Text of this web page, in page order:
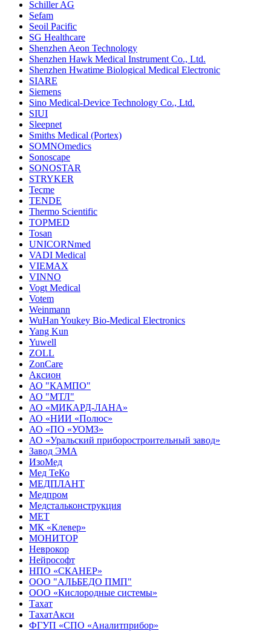
Schiller AG
Sefam
Seoil Pacific
SG Healthcare
Shenzhen Aeon Technology
Shenzhen Hawk Medical Instrument Co., Ltd.
Shenzhen Hwatime Biological Medical Electronic
SIARE
Siemens
Sino Medical-Device Technology Co., Ltd.
SIUI
Sleepnet
Smiths Medical (Portex)
SOMNOmedics
Sonoscape
SONOSTAR
STRYKER
Tecme
TENDE
Thermo Scientific
TOPMED
Tosan
UNICORNmed
VADI Medical
VIEMAX
VINNO
Vogt Medical
Votem
Weinmann
WuHan Youkey Bio-Medical Electronics
Yang Kun
Yuwell
ZOLL
ZonCare
Аксион
АО "КАМПО"
АО "МТЛ"
АО «МИКАРД-ЛАНА»
АО «НИИ «Полюс»
АО «ПО «УОМЗ»
АО «Уральский приборостроительный завод»
Завод ЭМА
ИзоМед
Мед ТеКо
МЕДПЛАНТ
Медпром
Медстальконструкция
МЕТ
МК «Клевер»
МОНИТОР
Неврокор
Нейрософт
НПО «СКАНЕР»
ООО "АЛЬБЕДО ПМП"
ООО «Кислородные системы»
Тахат
ТахатАкси
ФГУП «СПО «Аналитприбор»